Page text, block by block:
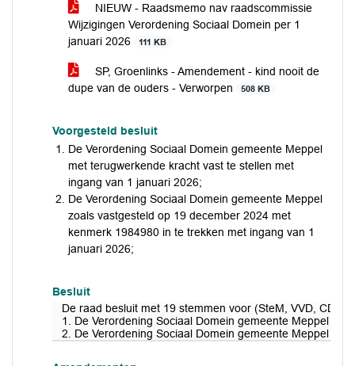
NIEUW - Raadsmemo nav raadscommissie
Wijzigingen Verordening Sociaal Domein per 1
januari 2026
111 KB
SP, Groenlinks - Amendement - kind nooit de
dupe van de ouders - Verworpen
508 KB
Voorgesteld besluit
De Verordening Sociaal Domein gemeente Meppel
met terugwerkende kracht vast te stellen met
ingang van 1 januari 2026;
De Verordening Sociaal Domein gemeente Meppel
zoals vastgesteld op 19 december 2024 met
kenmerk 1984980 in te trekken met ingang van 1
januari 2026;
Besluit
De raad besluit met 19 stemmen voor (SteM, VVD, CDA,
1. De Verordening Sociaal Domein gemeente Meppel
2. De Verordening Sociaal Domein gemeente Meppel